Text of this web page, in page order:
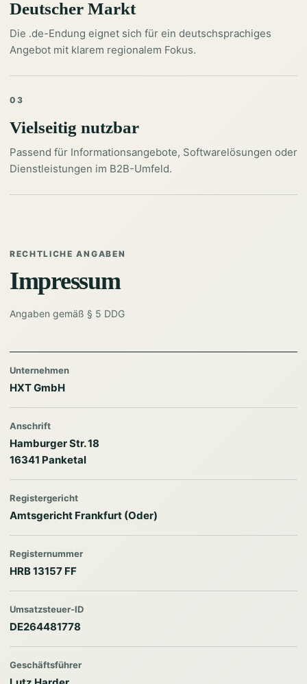
Deutscher Markt
Die .de-Endung eignet sich für ein deutschsprachiges
Angebot mit klarem regionalem Fokus.
03
Vielseitig nutzbar
Passend für Informationsangebote, Softwarelösungen oder
Dienstleistungen im B2B-Umfeld.
RECHTLICHE ANGABEN
Impressum
Angaben gemäß § 5 DDG
Unternehmen
HXT GmbH
Anschrift
Hamburger Str. 18
16341 Panketal
Registergericht
Amtsgericht Frankfurt (Oder)
Registernummer
HRB 13157 FF
Umsatzsteuer-ID
DE264481778
Geschäftsführer